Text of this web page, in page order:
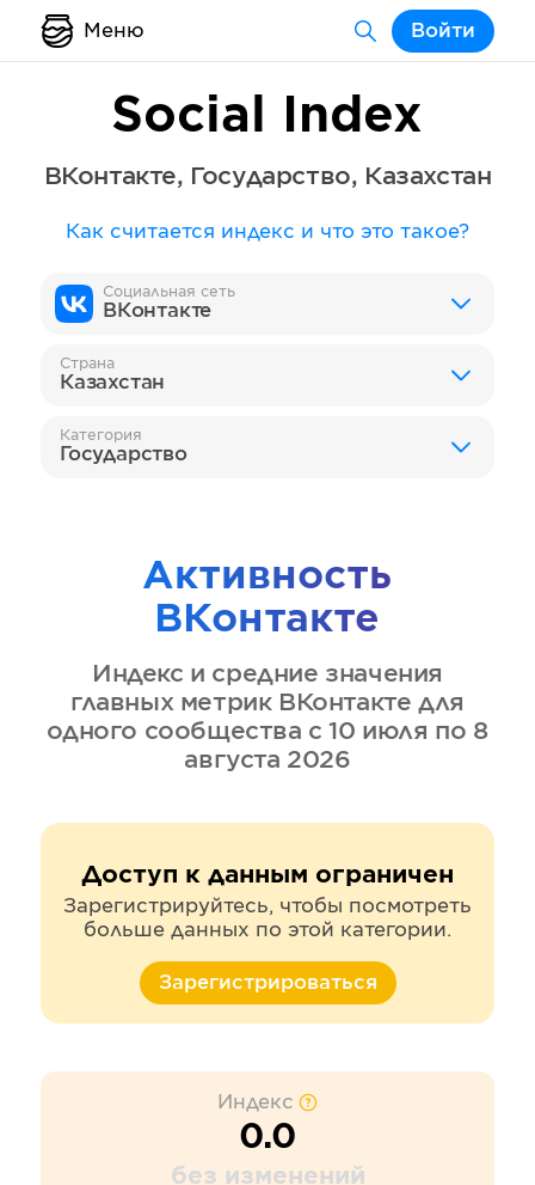
Меню Войти
Social Index
ВКонтакте, Государство, Казахстан
Как считается индекс и что это такое?
Социальная сеть
ВКонтакте
Страна
Казахстан
Категория
Государство
Активность
ВКонтакте
Индекс и средние значения
главных метрик ВКонтакте для
одного сообщества с 10 июля по 8
августа 2026
Доступ к данным ограничен
Зарегистрируйтесь, чтобы посмотреть
больше данных по этой категории.
Зарегистрироваться
Индекс
0.0
без изменений